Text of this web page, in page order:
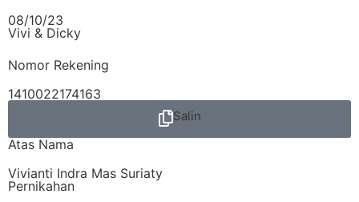
08/10/23
Vivi & Dicky
Nomor Rekening
1410022174163
Salin
Atas Nama
Vivianti Indra Mas Suriaty
Pernikahan